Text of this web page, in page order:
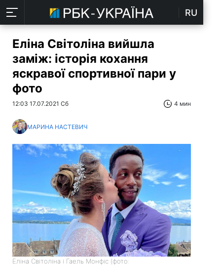
RU
Еліна Світоліна вийшла
заміж: історія кохання
яскравої спортивної пари у
фото
12:03 17.07.2021 Сб 4 мин
МАРИНА НАСТЕВИЧ
Еліна Світоліна і Гаель Монфіс (фото: